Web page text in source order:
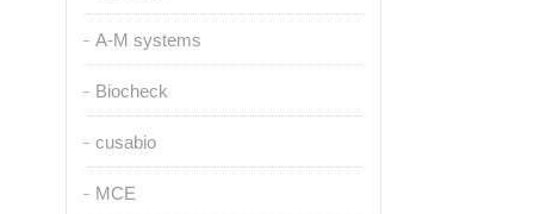
A-M systems
Biocheck
cusabio
MCE